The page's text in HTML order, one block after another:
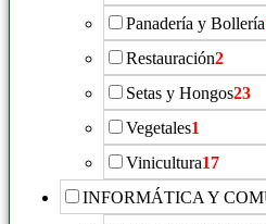
Panadería y Bollería
Restauración2
Setas y Hongos23
Vegetales1
Vinicultura17
INFORMÁTICA Y